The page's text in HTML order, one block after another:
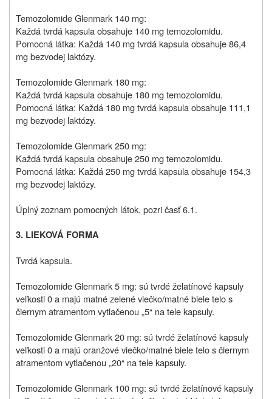
Temozolomide Glenmark 140 mg:
Každá tvrdá kapsula obsahuje 140 mg temozolomidu.
Pomocná látka: Každá 140 mg tvrdá kapsula obsahuje 86,4
mg bezvodej laktózy.
Temozolomide Glenmark 180 mg:
Každá tvrdá kapsula obsahuje 180 mg temozolomidu.
Pomocná látka: Každá 180 mg tvrdá kapsula obsahuje 111,1
mg bezvodej laktózy.
Temozolomide Glenmark 250 mg:
Každá tvrdá kapsula obsahuje 250 mg temozolomidu.
Pomocná látka: Každá 250 mg tvrdá kapsula obsahuje 154,3
mg bezvodej laktózy.
Úplný zoznam pomocných látok, pozri časť 6.1.
3. LIEKOVÁ FORMA
Tvrdá kapsula.
Temozolomide Glenmark 5 mg: sú tvrdé želatínové kapsuly
veľkosti 0 a majú matné zelené viečko/matné biele telo s
čiernym atramentom vytlačenou „5“ na tele kapsuly.
Temozolomide Glenmark 20 mg: sú tvrdé želatínové kapsuly
veľkosti 0 a majú oranžové viečko/matné biele telo s čiernym
atramentom vytlačenou „20“ na tele kapsuly.
Temozolomide Glenmark 100 mg: sú tvrdé želatínové kapsuly